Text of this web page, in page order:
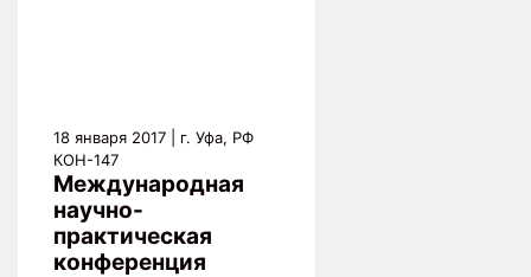
18 января 2017 | г. Уфа, РФ
КОН-147
Международная
научно-
практическая
конференция